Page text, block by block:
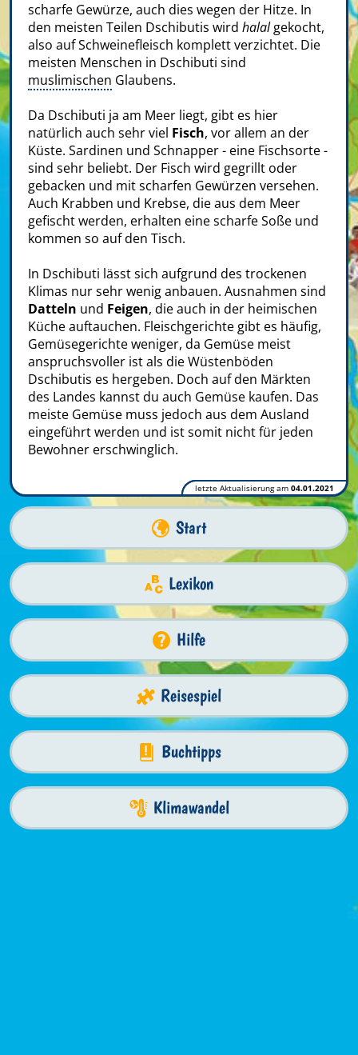
scharfe Gewürze, auch dies wegen der Hitze. In
den meisten Teilen Dschibutis wird halalgekocht,
also auf Schweinefleisch komplett verzichtet. Die
meisten Menschen in Dschibuti sind
muslimischen Glaubens.
Da Dschibuti ja am Meer liegt, gibt es hier
natürlich auch sehr viel Fisch, vor allem an der
Küste. Sardinen und Schnapper - eine Fischsorte -
sind sehr beliebt. Der Fisch wird gegrillt oder
gebacken und mit scharfen Gewürzen versehen.
Auch Krabben und Krebse, die aus dem Meer
gefischt werden, erhalten eine scharfe Soße und
kommen so auf den Tisch.
In Dschibuti lässt sich aufgrund des trockenen
Klimas nur sehr wenig anbauen. Ausnahmen sind
Datteln und Feigen, die auch in der heimischen
Küche auftauchen. Fleischgerichte gibt es häufig,
Gemüsegerichte weniger, da Gemüse meist
anspruchsvoller ist als die Wüstenböden
Dschibutis es hergeben. Doch auf den Märkten
des Landes kannst du auch Gemüse kaufen. Das
meiste Gemüse muss jedoch aus dem Ausland
eingeführt werden und ist somit nicht für jeden
Bewohner erschwinglich.
letzte Aktualisierung am 04.01.2021
Start
Lexikon
Hilfe
Reisespiel
Buchtipps
Klimawandel